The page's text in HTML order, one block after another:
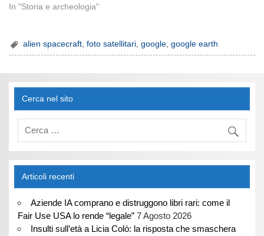
In "Storia e archeologia"
alien spacecraft ,foto satellitari ,google ,google earth
Cerca nel sito
Articoli recenti
Aziende IA comprano e distruggono libri rari: come il
Fair Use USA lo rende “legale” 7 Agosto 2026
Insulti sull’età a Licia Colò: la risposta che smaschera